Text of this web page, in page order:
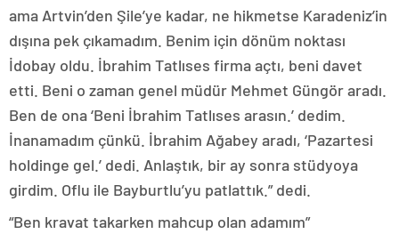
ama Artvin’den Şile’ye kadar, ne hikmetse Karadeniz’in
dışına pek çıkamadım. Benim için dönüm noktası
İdobay oldu. İbrahim Tatlıses firma açtı, beni davet
etti. Beni o zaman genel müdür Mehmet Güngör aradı.
Ben de ona ‘Beni İbrahim Tatlıses arasın.’ dedim.
İnanamadım çünkü. İbrahim Ağabey aradı, ‘Pazartesi
holdinge gel.’ dedi. Anlaştık, bir ay sonra stüdyoya
girdim. Oflu ile Bayburtlu’yu patlattık.” dedi.
“Ben kravat takarken mahcup olan adamım”